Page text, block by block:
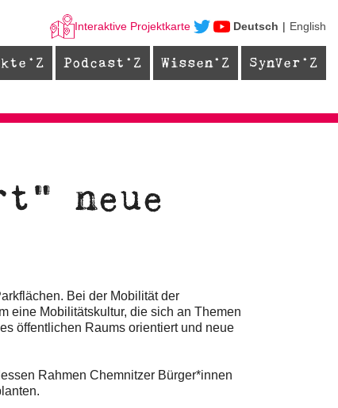
Podcast Wissen SynVer
Interaktive Projektkarte Deutsch English
neue
Bei der Mobilität der
eine Mobilitätskultur, die sich an Themen
öffentlichen Raums orientiert und neue
Rahmen Chemnitzer Bürger*innen